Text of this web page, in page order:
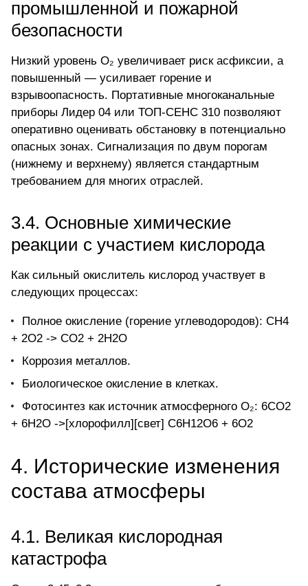
промышленной и пожарной
безопасности
Низкий уровень O₂ увеличивает риск асфиксии, а
повышенный — усиливает горение и
взрывоопасность. Портативные многоканальные
приборы Лидер 04 или ТОП-СЕНС 310 позволяют
оперативно оценивать обстановку в потенциально
опасных зонах. Сигнализация по двум порогам
(нижнему и верхнему) является стандартным
требованием для многих отраслей.
3.4. Основные химические
реакции с участием кислорода
Как сильный окислитель кислород участвует в
следующих процессах:
Полное окисление (горение углеводородов): CH4
+ 2O2 -> CO2 + 2H2O
Коррозия металлов.
Биологическое окисление в клетках.
Фотосинтез как источник атмосферного O₂: 6CO2
+ 6H2O ->[хлорофилл][свет] C6H12O6 + 6O2
4. Исторические изменения
состава атмосферы
4.1. Великая кислородная
катастрофа